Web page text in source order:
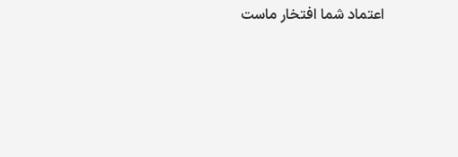
اعتماد شما افتخار ماست